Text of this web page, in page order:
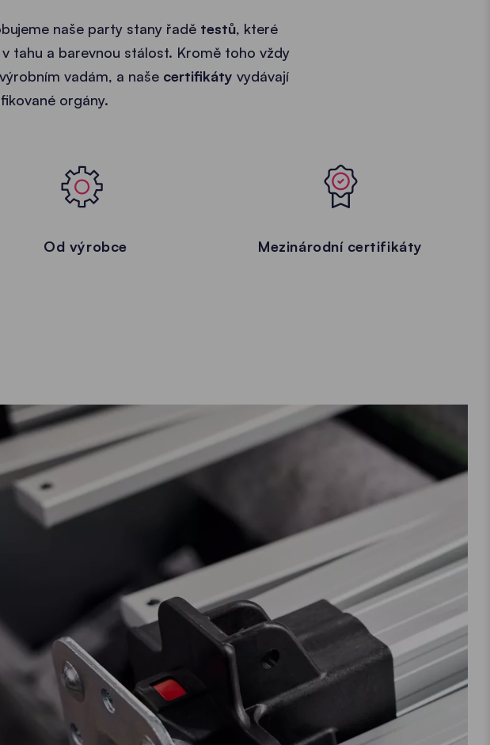
naše party stany řadě testů, které
tahu a barevnou stálost. Kromě toho vždy
vadám, a naše certifikáty vydávají
orgány.
Od výrobce Mezinárodní certifikáty